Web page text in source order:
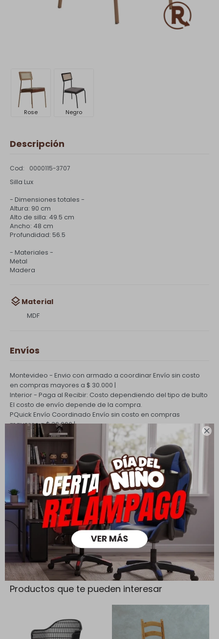

Rose Negro
Descripción
0000115-3707
Silla Lux
- Dimensiones totales -
Altura: 90 cm
Alto de silla: 49.5 cm
Ancho: 48 cm
Profundidad: 56.5
- Materiales -
Metal
Madera
Material
MDF
Envíos
Montevideo - Envio con armado a coordinarEnvío sin costo
en compras mayores a $ 30.000 |
Interior - Paga al Recibir: Costo dependiendo del tipo de bulto
El costo de envío depende de la compra.
PQuick Envío Coordinado Envío sin costo en compras
mayores a $ 30.000 |
Cambios y Devoluciones
Todas las compras realizadas tienen un plazo de 5 días para
su cambio.
Ver mas
Medios de pago
Productos que te pueden interesar